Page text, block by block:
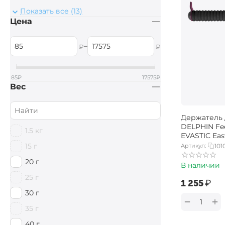
Держатель
DELPHIN
EVASTIC
Артикул:
В наличии
‍1 255‍₽
+
−
DRENNAN Acolyte
DRENNAN Red Range
DRENNAN Vertex
Показать все (13)
Цена
₽– ₽
85₽ 17575₽
Вес
1.5 кг
15 г
20 г
25 г
30 г
35 г